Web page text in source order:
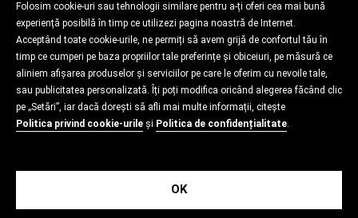
Folosim cookie-uri sau tehnologii similare pentru a-ți oferi cea mai bună
experiență posibilă în timp ce utilizezi pagina noastră de Internet.
Acceptând toate cookie-urile, ne permiți să avem grijă de confortul tău în
timp ce cumperi pe baza propriilor tale preferințe și obiceiuri, pe măsură ce
aliniem afișarea produselor și serviciilor pe care le oferim cu nevoile tale,
sau publicitatea personalizată. Îți poți modifica oricând alegerea făcând clic
pe „Setări”, iar dacă dorești să afli mai multe informații, citește
Politica privind cookie-urile și Politica de confidențialitate.
OK